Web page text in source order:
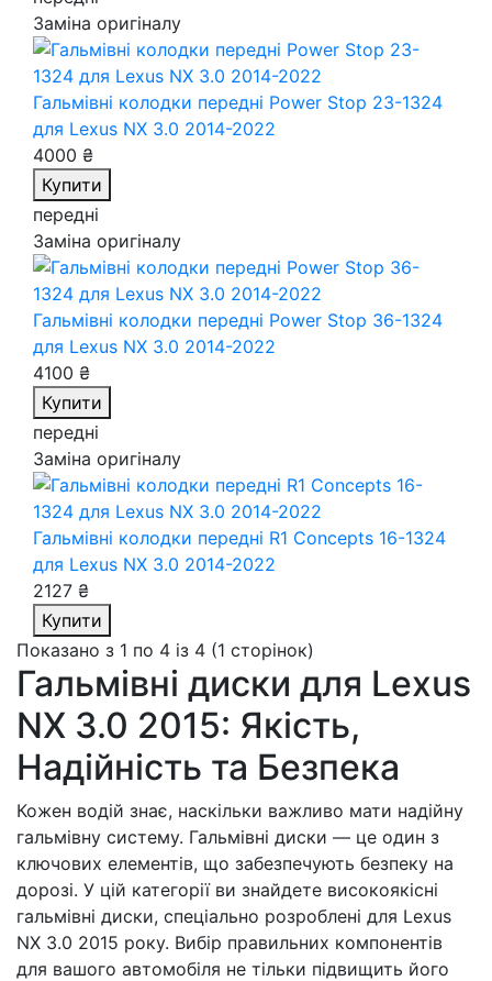
Заміна оригіналу
Гальмівні колодки передні Power Stop 23-1324
для Lexus NX 3.0 2014-2022
4000 ₴
Купити
передні
Заміна оригіналу
Гальмівні колодки передні Power Stop 36-1324
для Lexus NX 3.0 2014-2022
4100 ₴
Купити
передні
Заміна оригіналу
Гальмівні колодки передні R1 Concepts 16-1324
для Lexus NX 3.0 2014-2022
2127 ₴
Купити
Показано з 1 по 4 із 4 (1 сторінок)
Гальмівні диски для Lexus
NX 3.0 2015: Якість,
Надійність та Безпека
Кожен водій знає, наскільки важливо мати надійну
гальмівну систему. Гальмівні диски — це один з
ключових елементів, що забезпечують безпеку на
дорозі. У цій категорії ви знайдете високоякісні
гальмівні диски, спеціально розроблені для Lexus
NX 3.0 2015 року. Вибір правильних компонентів
для вашого автомобіля не тільки підвищить його